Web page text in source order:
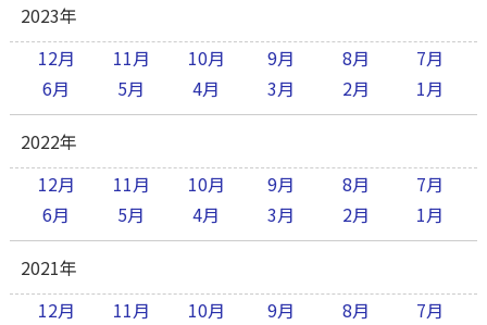
2023年
12月
11月 10月 9月 8月
7月
6月
5月 4月 3月 2月 1月
2022年
12月
11月 10月 9月 8月
7月
6月
5月 4月 3月 2月 1月
2021年
12月
11月 10月 9月 8月
7月